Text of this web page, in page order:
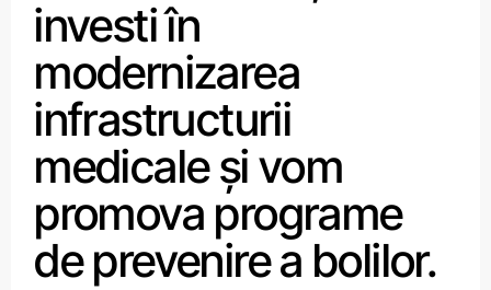
investi în
modernizarea
infrastructurii
medicale și vom
promova programe
de prevenire a bolilor.